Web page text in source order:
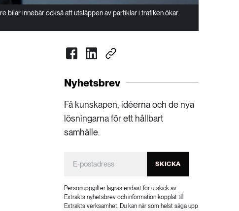
bilar innebär också att utsläppen av partiklar i trafiken ökar.
Nyhetsbrev
Få kunskapen, idéerna och de nya
lösningarna för ett hållbart
samhälle.
SKICKA
Personuppgifter lagras endast för utskick av
Extrakts nyhetsbrev och information kopplat till
Extrakts verksamhet. Du kan när som helst säga upp